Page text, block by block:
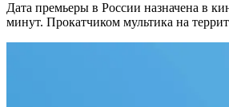
Дата премьеры в России назначена в
минут. Прокатчиком мультика на